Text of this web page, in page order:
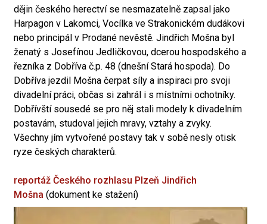
dějin českého herectví se nesmazatelně zapsal jako
Harpagon v Lakomci, Vocílka ve Strakonickém dudákovi
nebo principál v Prodané nevěstě. Jindřich Mošna byl
ženatý s Josefínou Jedličkovou, dcerou hospodského a
řezníka z Dobříva č.p. 48 (dnešní Stará hospoda). Do
Dobříva jezdil Mošna čerpat síly a inspiraci pro svoji
divadelní práci, občas si zahrál i s místními ochotníky.
Dobřívští sousedé se pro něj stali modely k divadelním
postavám, studoval jejich mravy, vztahy a zvyky.
Všechny jím vytvořené postavy tak v sobě nesly otisk
ryze českých charakterů.
reportáž Českého rozhlasu Plzeň Jindřich
Mošna (dokument ke stažení)